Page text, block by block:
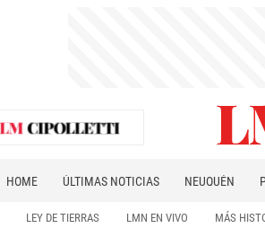
HOME ÚLTIMAS NOTICIAS NEUQUÉN
LEY DE TIERRAS LMN EN VIVO MÁS